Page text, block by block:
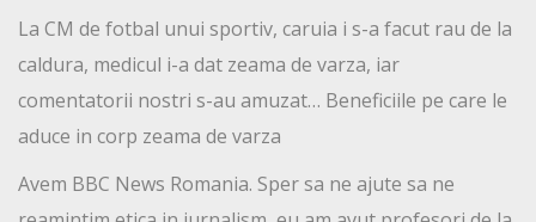
La CM de fotbal unui sportiv, caruia i s-a facut rau de la
caldura, medicul i-a dat zeama de varza, iar
comentatorii nostri s-au amuzat… Beneficiile pe care le
aduce in corp zeama de varza
Avem BBC News Romania. Sper sa ne ajute sa ne